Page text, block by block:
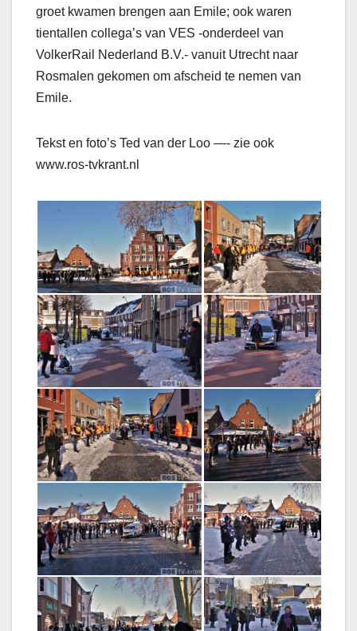
groet kwamen brengen aan Emile; ook waren
tientallen collega’s van VES -onderdeel van
VolkerRail Nederland B.V.- vanuit Utrecht naar
Rosmalen gekomen om afscheid te nemen van
Emile.
Tekst en foto’s Ted van der Loo —- zie ook
www.ros-tvkrant.nl